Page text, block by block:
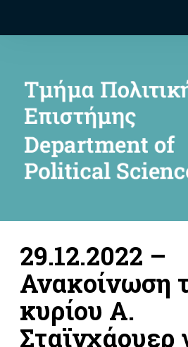
29.12.2022 –
Ανακοίνωση
κυρίου Α.
Σταϊνχάουερ